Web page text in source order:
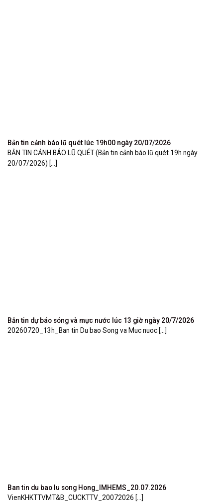
Bản tin cảnh báo lũ quét lúc 19h00 ngày 20/07/2026
BẢN TIN CẢNH BÁO LŨ QUÉT (Bản tin cảnh báo lũ quét 19h ngày
20/07/2026) [...]
Bản tin dự báo sóng và mực nước lúc 13 giờ ngày 20/7/2026
20260720_13h_Ban tin Du bao Song va Muc nuoc [...]
Ban tin du bao lu song Hong_IMHEMS_20.07.2026
VienKHKTTVMT&B_CUCKTTV_20072026 [...]